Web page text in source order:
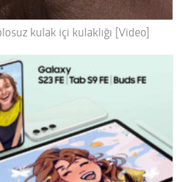
kulak içi kulaklığı [Video]